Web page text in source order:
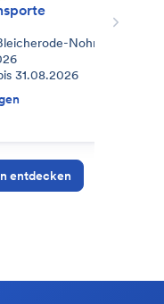
Nohra,
31.08.2026
entdecken